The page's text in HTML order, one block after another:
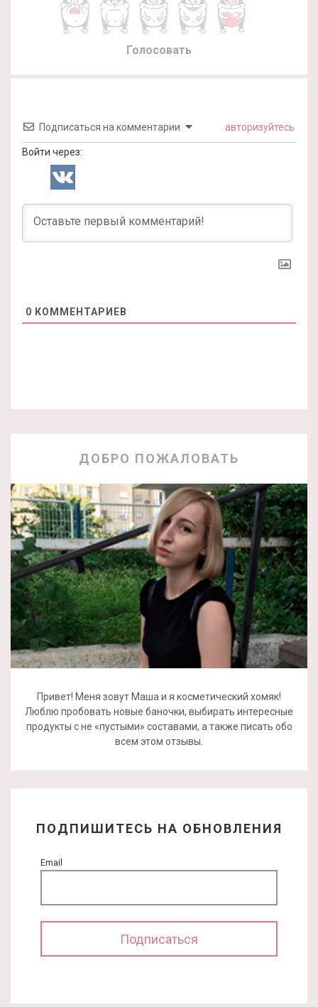
Голосовать
Подписаться на комментарии авторизуйтесь
Войти через:
0 КОММЕНТАРИЕВ
ДОБРО ПОЖАЛОВАТЬ
Привет! Меня зовут Маша и я косметический хомяк!
Люблю пробовать новые баночки, выбирать интересные
продукты с не «пустыми» составами, а также писать обо
всем этом отзывы.
ПОДПИШИТЕСЬ НА ОБНОВЛЕНИЯ
Email